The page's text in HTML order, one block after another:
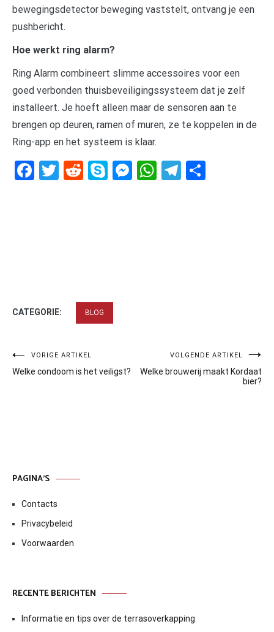
bewegingsdetector beweging vaststelt, ontvang je een
pushbericht.
Hoe werkt ring alarm?
Ring Alarm combineert slimme accessoires voor een
goed verbonden thuisbeveiligingssysteem dat je zelf
installeert. Je hoeft alleen maar de sensoren aan te
brengen op deuren, ramen of muren, ze te koppelen in de
Ring-app en het systeem is klaar.
Facebook
Twitter
RedditSkypeMessenger
WhatsApp
Telegram
CATEGORIE: BLOG
Bericht
navigatie
VORIGE ARTIKEL
Welke condoom is het veiligst?
VOLGENDE ARTIKEL
Welke brouwerij maakt Kordaat
bier?
PAGINA’S
Contacts
Privacybeleid
Voorwaarden
RECENTE BERICHTEN
Informatie en tips over de terrasoverkapping